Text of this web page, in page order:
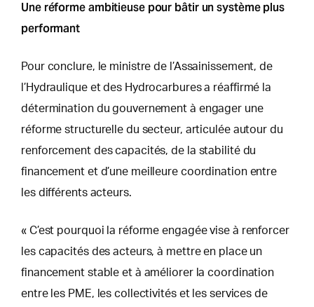
Une réforme ambitieuse pour bâtir un système plus
performant
Pour conclure, le ministre de l’Assainissement, de
l’Hydraulique et des Hydrocarbures a réaffirmé la
détermination du gouvernement à engager une
réforme structurelle du secteur, articulée autour du
renforcement des capacités, de la stabilité du
financement et d’une meilleure coordination entre
les différents acteurs.
« C’est pourquoi la réforme engagée vise à renforcer
les capacités des acteurs, à mettre en place un
financement stable et à améliorer la coordination
entre les PME, les collectivités et les services de